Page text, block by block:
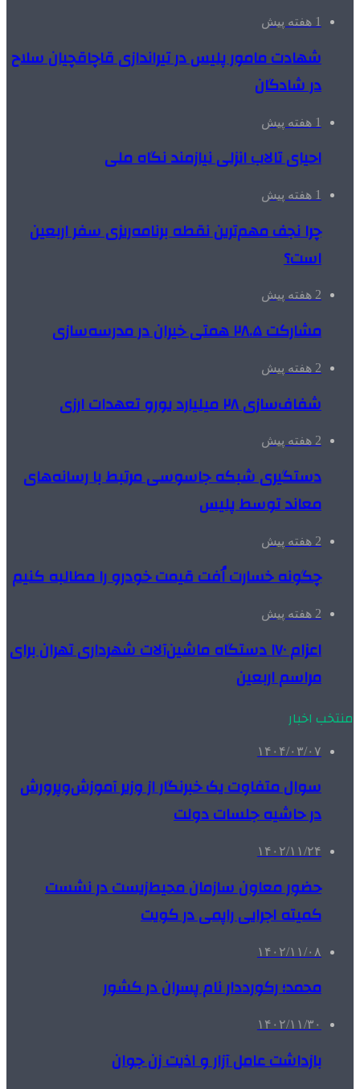
1 هفته پیش
شهادت مامور پلیس در تیراندازی قاچاقچیان سلاح
در شادگان
1 هفته پیش
احیای تالاب انزلی نیازمند نگاه ملی
1 هفته پیش
چرا نجف مهم‌ترین نقطه برنامه‌ریزی سفر اربعین
است؟
2 هفته پیش
مشارکت ۲۸.۵ همتی خیران در مدرسه‌سازی
2 هفته پیش
شفاف‌سازی ۲۸ میلیارد یورو تعهدات ارزی
2 هفته پیش
دستگیری شبکه جاسوسی مرتبط با رسانه‌های
معاند توسط پلیس
2 هفته پیش
چگونه خسارت اُفت قیمت خودرو را مطالبه کنیم
2 هفته پیش
اعزام ۱۷۰ دستگاه ماشین‌آلات شهرداری تهران برای
مراسم اربعین
منتخب اخبار
۱۴۰۴/۰۳/۰۷
سوال متفاوت یک خبرنگار از وزیر آموزش‌وپرورش
در حاشیه جلسات دولت
۱۴۰۲/۱۱/۲۴
حضور معاون سازمان محیط‌زیست در نشست
کمیته اجرایی راپمی در کویت
۱۴۰۲/۱۱/۰۸
محمد؛ رکورددار نام پسران در کشور
۱۴۰۲/۱۱/۳۰
بازداشت عامل آزار و اذیت زن جوان